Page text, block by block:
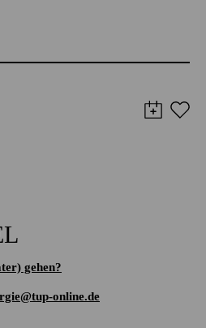
gehen?
online.de